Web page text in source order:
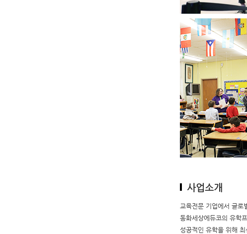
사업소개
교육전문 기업에서 글로
동화세상에듀코의 유학
성공적인 유학을 위해 최